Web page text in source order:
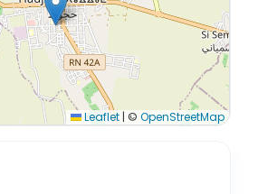
Leaflet | © OpenStreetMap